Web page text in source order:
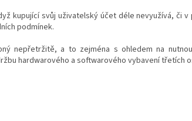
kupující svůj uživatelský účet déle nevyužívá, či v
podmínek.
nepřetržitě, a to zejména s ohledem na
hardwarového a softwarového vybavení třetích